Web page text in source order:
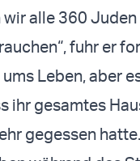
alle 360
fuhr er
Leben, aber
ihr gesamtes
gegessen